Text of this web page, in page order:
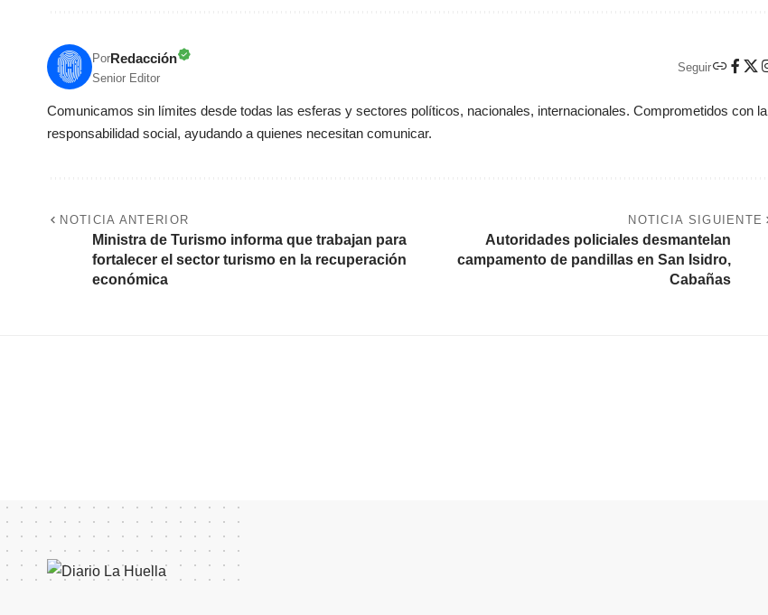
PorRedacción
Senior Editor
Seguir
Comunicamos sin límites desde todas las esferas y sectores políticos, nacionales, internacionales. Comprometidos con la
responsabilidad social, ayudando a quienes necesitan comunicar.
NOTICIA ANTERIOR
Ministra de Turismo informa que trabajan para
fortalecer el sector turismo en la recuperación
económica
NOTICIA SIGUIENTE
Autoridades policiales desmantelan
campamento de pandillas en San Isidro,
Cabañas